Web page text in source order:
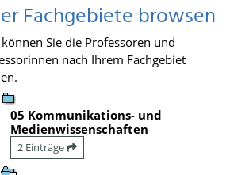
Fachgebiete browsen
Sie die Professoren und
nach Ihrem Fachgebiet
05 Kommunikations- und
Medienwissenschaften
2 Einträge